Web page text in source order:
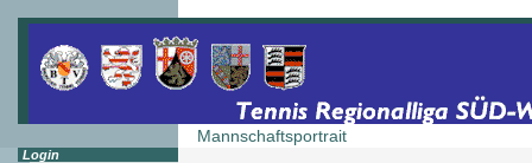
Mannschaftsportrait
Login